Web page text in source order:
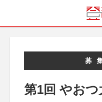
募
第1回 やお